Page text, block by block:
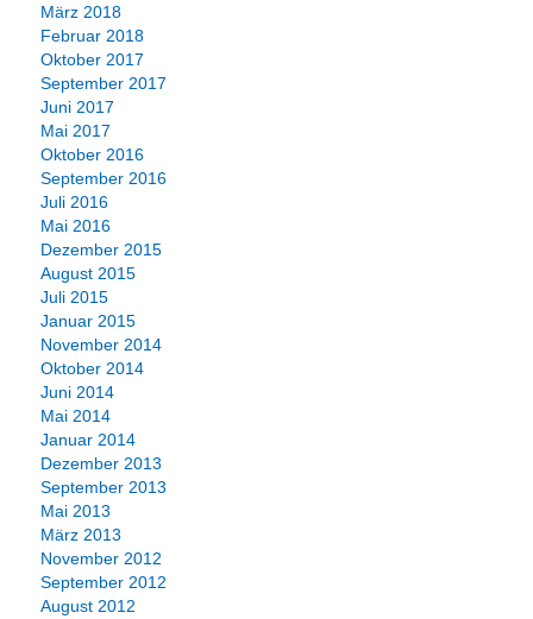
März 2018
Februar 2018
Oktober 2017
September 2017
Juni 2017
Mai 2017
Oktober 2016
September 2016
Juli 2016
Mai 2016
Dezember 2015
August 2015
Juli 2015
Januar 2015
November 2014
Oktober 2014
Juni 2014
Mai 2014
Januar 2014
Dezember 2013
September 2013
Mai 2013
März 2013
November 2012
September 2012
August 2012